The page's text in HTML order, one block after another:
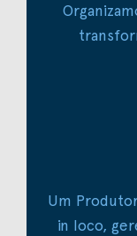
Um
in loco,